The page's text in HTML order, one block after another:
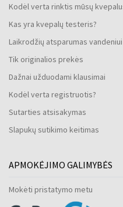
Kodėl verta rinktis mūsų
Kas yra kvepalų testeris?
Laikrodžių atsparumas vandeniui
Tik originalios prekės
Dažnai užduodami klausimai
Kodėl verta registruotis?
Sutarties atsisakymas
Slapukų sutikimo keitimas
APMOKĖJIMO GALIMYBĖS
Mokėti pristatymo metu